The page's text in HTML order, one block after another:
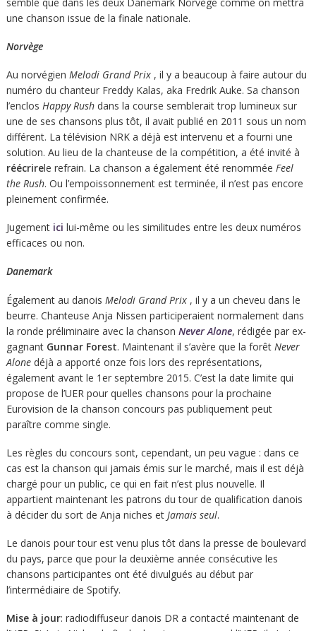
une chanson issue de la finale nationale.
Norvège
Au norvégien Melodi Grand Prix , il y a beaucoup à faire autour du
numéro du chanteur Freddy Kalas, aka Fredrik Auke. Sa chanson
l’enclos Happy Rush dans la course semblerait trop lumineux sur
une de ses chansons plus tôt, il avait publié en 2011 sous un nom
différent. La télévision NRK a déjà est intervenu et a fourni une
solution. Au lieu de la chanteuse de la compétition, a été invité à
réécrirele refrain. La chanson a également été renommée Feel
the Rush. Ou l’empoissonnement est terminée, il n’est pas encore
pleinement confirmée.
Jugement ici lui-même ou les similitudes entre les deux numéros
efficaces ou non.
Danemark
Également au danois Melodi Grand Prix , il y a un cheveu dans le
beurre. Chanteuse Anja Nissen participeraient normalement dans
la ronde préliminaire avec la chanson Never Alone, rédigée par ex-
gagnant Gunnar Forest. Maintenant il s’avère que la forêt Never
Alone déjà a apporté onze fois lors des représentations,
également avant le 1er septembre 2015. C’est la date limite qui
propose de l’UER pour quelles chansons pour la prochaine
Eurovision de la chanson concours pas publiquement peut
paraître comme single.
Les règles du concours sont, cependant, un peu vague : dans ce
cas est la chanson qui jamais émis sur le marché, mais il est déjà
chargé pour un public, ce qui en fait n’est plus nouvelle. Il
appartient maintenant les patrons du tour de qualification danois
à décider du sort de Anja niches et Jamais seul.
Le danois pour tour est venu plus tôt dans la presse de boulevard
du pays, parce que pour la deuxième année consécutive les
chansons participantes ont été divulgués au début par
l’intermédiaire de Spotify.
Mise à jour: radiodiffuseur danois DR a contacté maintenant de